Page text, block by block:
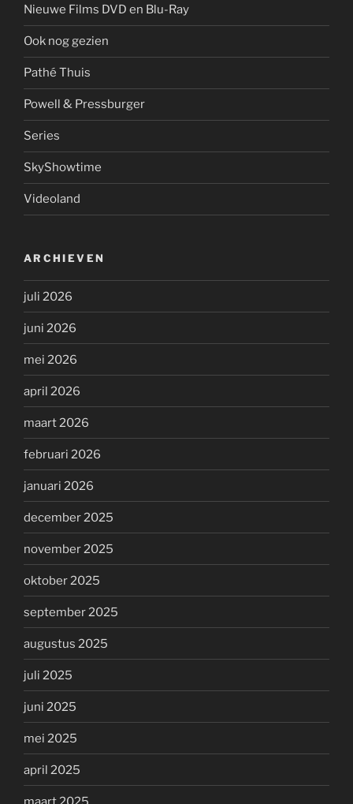
Nieuwe Films DVD en Blu-Ray
Ook nog gezien
Pathé Thuis
Powell & Pressburger
Series
SkyShowtime
Videoland
ARCHIEVEN
juli 2026
juni 2026
mei 2026
april 2026
maart 2026
februari 2026
januari 2026
december 2025
november 2025
oktober 2025
september 2025
augustus 2025
juli 2025
juni 2025
mei 2025
april 2025